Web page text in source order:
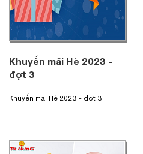
Khuyến mãi Hè 2023 -
đợt 3
Khuyến mãi Hè 2023 - đợt 3